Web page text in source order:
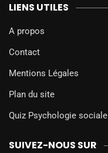
LIENS UTILES
A propos
Contact
Mentions Légales
Plan du site
Quiz Psychologie sociale
SUIVEZ-NOUS SUR